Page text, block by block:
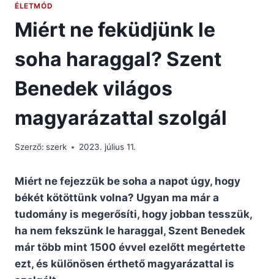
ÉLETMÓD
Miért ne feküdjünk le
soha haraggal? Szent
Benedek világos
magyarázattal szolgál
Szerző: szerk 2023. július 11.
Miért ne fejezzük be soha a napot úgy, hogy
békét kötöttünk volna? Ugyan ma már a
tudomány is megerősíti, hogy jobban tesszük,
ha nem fekszünk le haraggal, Szent Benedek
már több mint 1500 évvel ezelőtt megértette
ezt, és különösen érthető magyarázattal is